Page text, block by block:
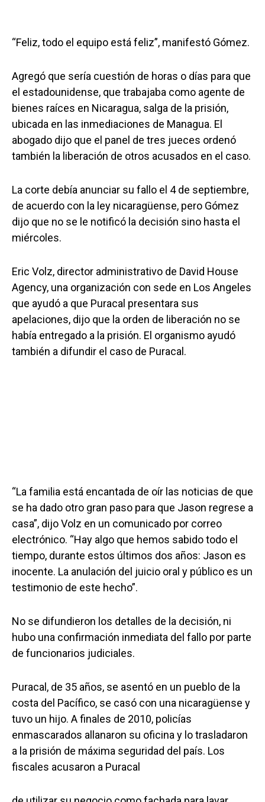
“Feliz, todo el equipo está feliz”, manifestó Gómez.
Agregó que sería cuestión de horas o días para que
el estadounidense, que trabajaba como agente de
bienes raíces en Nicaragua, salga de la prisión,
ubicada en las inmediaciones de Managua. El
abogado dijo que el panel de tres jueces ordenó
también la liberación de otros acusados en el caso.
La corte debía anunciar su fallo el 4 de septiembre,
de acuerdo con la ley nicaragüense, pero Gómez
dijo que no se le notificó la decisión sino hasta el
miércoles.
Eric Volz, director administrativo de David House
Agency, una organización con sede en Los Angeles
que ayudó a que Puracal presentara sus
apelaciones, dijo que la orden de liberación no se
había entregado a la prisión. El organismo ayudó
también a difundir el caso de Puracal.
“La familia está encantada de oír las noticias de que
se ha dado otro gran paso para que Jason regrese a
casa”, dijo Volz en un comunicado por correo
electrónico. “Hay algo que hemos sabido todo el
tiempo, durante estos últimos dos años: Jason es
inocente. La anulación del juicio oral y público es un
testimonio de este hecho”.
No se difundieron los detalles de la decisión, ni
hubo una confirmación inmediata del fallo por parte
de funcionarios judiciales.
Puracal, de 35 años, se asentó en un pueblo de la
costa del Pacífico, se casó con una nicaragüense y
tuvo un hijo. A finales de 2010, policías
enmascarados allanaron su oficina y lo trasladaron
a la prisión de máxima seguridad del país. Los
fiscales acusaron a Puracal